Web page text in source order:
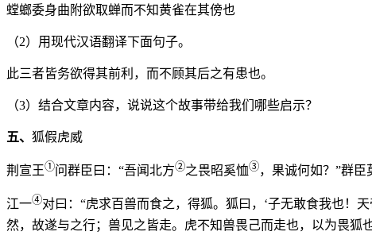
螳螂委身曲附欲取蝉而不知黄雀在其傍也
（2）用现代汉语翻译下面句子。
此三者皆务欲得其前利，而不顾其后之有患也。
（3）结合文章内容，说说这个故事带给我们哪些启示？
五、 狐假虎威
荆宣王①问群臣曰：“吾闻北方②之畏昭奚恤③，果诚何如？”群臣
江一④对曰：“虎求百兽而食之，得狐。狐曰，‘子无敢食我也！
然，故遂与之行；兽见之皆走。虎不知兽畏己而走也，以为畏狐